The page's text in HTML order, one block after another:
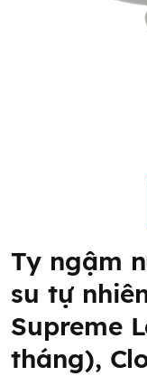
Ty ngậm
su tự
Supreme
tháng),